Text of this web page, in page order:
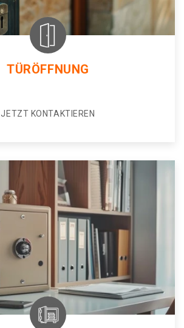
TÜRÖFFNUNG
JETZT KONTAKTIEREN